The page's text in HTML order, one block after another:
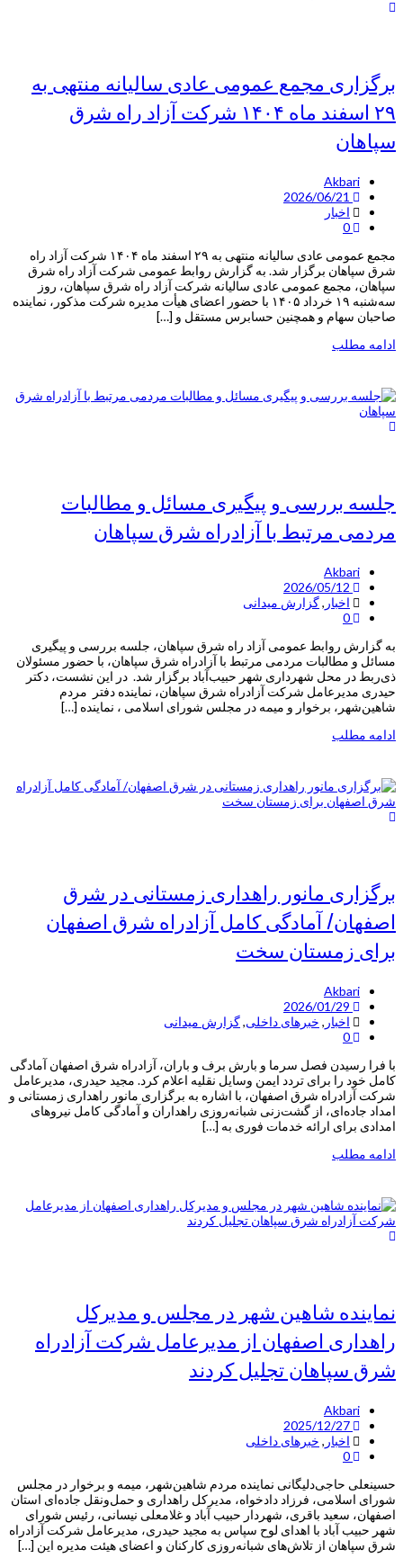
برگزاری مجمع عمومی عادی سالیانه منتهی به
۲۹ اسفند ماه ۱۴۰۴ شرکت آزاد راه شرق
سپاهان
Akbari
اخبار
مجمع عمومی عادی سالیانه منتهی به ۲۹ اسفند ماه ۱۴۰۴ شرکت آزاد راه
شرق سپاهان برگزار شد. به گزارش روابط عمومی شرکت آزاد راه شرق
سپاهان، مجمع عمومی عادی سالیانه شرکت آزاد راه شرق سپاهان، روز
سه‌شنبه ۱۹ خرداد ۱۴۰۵ با حضور اعضای هیأت مدیره شرکت مذکور، نماینده
صاحبان سهام و همچنین حسابرس مستقل و […]
ادامه مطلب
جلسه بررسی و پیگیری مسائل و مطالبات
مردمی مرتبط با آزادراه شرق سپاهان
Akbari
اخبار ,گزارش میدانی
به گزارش روابط عمومی آزاد راه شرق سپاهان، جلسه بررسی و پیگیری
مسائل و مطالبات مردمی مرتبط با آزادراه شرق سپاهان، با حضور مسئولان
ذی‌ربط در محل شهرداری شهر حبیب‌آباد برگزار شد. در این نشست، دکتر
حیدری مدیرعامل شرکت آزادراه شرق سپاهان، نماینده دفتر مردم
شاهین‌شهر، برخوار و میمه در مجلس شورای اسلامی ، نماینده […]
ادامه مطلب
برگزاری مانور راهداری زمستانی در شرق
اصفهان/ آمادگی کامل آزادراه شرق اصفهان
برای زمستان سخت
Akbari
اخبار , خبرهای داخلی,گزارش میدانی
با فرا رسیدن فصل سرما و بارش برف و باران، آزادراه شرق اصفهان آمادگی
کامل خود را برای تردد ایمن وسایل نقلیه اعلام کرد. مجید حیدری، مدیرعامل
شرکت آزادراه شرق اصفهان، با اشاره به برگزاری مانور راهداری زمستانی و
امداد جاده‌ای، از گشت‌زنی شبانه‌روزی راهداران و آمادگی کامل نیروهای
امدادی برای ارائه خدمات فوری به […]
ادامه مطلب
نماینده شاهین شهر در مجلس و مدیرکل
راهداری اصفهان از مدیرعامل شرکت آزادراه
شرق سپاهان تجلیل کردند
Akbari
اخبار , خبرهای داخلی
حسینعلی حاجی‌دلیگانی نماینده مردم شاهین‌شهر، میمه و برخوار در مجلس
شورای اسلامی، فرزاد دادخواه، مدیرکل راهداری و حمل‌ونقل جاده‌ای استان
اصفهان، سعید باقری، شهردار حبیب آباد و غلامعلی نیسانی، رئیس شورای
شهر حبیب آباد با اهدای لوح سپاس به مجید حیدری، مدیرعامل شرکت آزادراه
شرق سپاهان از تلاش‌های شبانه‌روزی کارکنان و اعضای هیئت مدیره این […]